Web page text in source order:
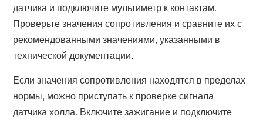
датчика и подключите мультиметр к контактам.
Проверьте значения сопротивления и сравните их с
рекомендованными значениями, указанными в
технической документации.
Если значения сопротивления находятся в пределах
нормы, можно приступать к проверке сигнала
датчика холла. Включите зажигание и подключите